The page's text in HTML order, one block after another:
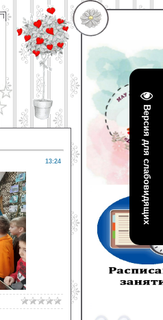
Версия для слабовидящих
13:24